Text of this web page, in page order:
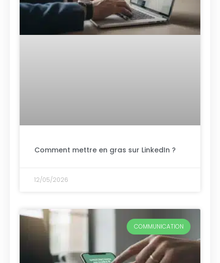
Comment mettre en gras sur LinkedIn ?
12/05/2026
COMMUNICATION